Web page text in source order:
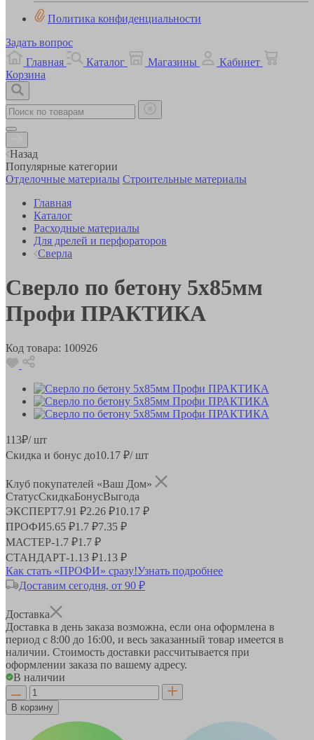
Политика конфиденциальности
Задать вопрос
Главная
Каталог Магазины
Кабинет
Корзина
Назад
Популярные категории
Отделочные материалы Строительные материалы
Главная
Каталог
Расходные материалы
Для дрелей и перфораторов
Сверла
Сверло по бетону 5х85мм
Профи ПРАКТИКА
Код товара: 100926
113₽/ шт
Скидка и бонус до10.17 ₽/ шт
Клуб покупателей «Ваш Дом»
СтатусСкидкаБонусВыгода
ЭКСПЕРТ7.91 ₽2.26 ₽10.17 ₽
ПРОФИ5.65 ₽1.7 ₽7.35 ₽
МАСТЕР-1.7 ₽1.7 ₽
СТАНДАРТ-1.13 ₽1.13 ₽
Как стать «ПРОФИ» сразу!Узнать подробнее
Доставим сегодня, от 90 ₽
Доставка
Доставка в день заказа возможна, если она оформлена в
период с 8:00 до 16:00, и весь заказанный товар имеется в
наличии. Стоимость доставки рассчитывается при
оформлении заказа по вашему адресу.
В наличии
В корзину